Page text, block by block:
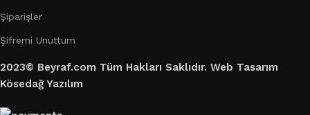
Şiparişler
Şifremi Unuttum
2023© Beyraf.com Tüm Hakları Saklıdır. Web Tasarım
Kösedağ Yazılım